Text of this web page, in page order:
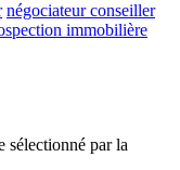
négociateur conseiller
immobilière
sélectionné par la